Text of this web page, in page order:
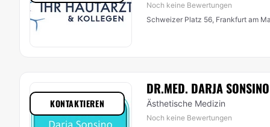
Noch keine Bewertungen
Schweizer Platz 56, Frankfurt am
DR.MED. DARJA SONSINO
Ästhetische Medizin
Noch keine Bewertungen
KONTAKTIEREN